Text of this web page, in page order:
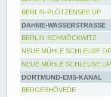
BERLIN-PLÖTZENSEE UP
DAHME-WASSERSTRASSE
BERLIN-SCHMÖCKWITZ
NEUE MÜHLE SCHLEUSE OP
NEUE MÜHLE SCHLEUSE UP
DORTMUND-EMS-KANAL
BERGESHÖVEDE